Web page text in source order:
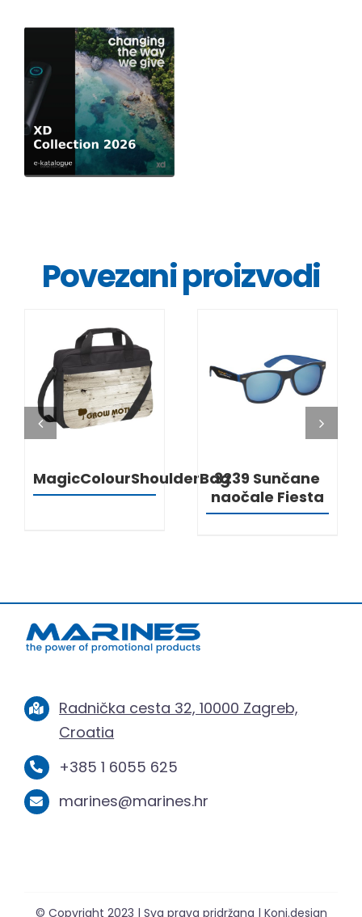
Povezani proizvodi
DETALJI
MagicColourShoulderBag
DETALJI
3239 Sunčane
naočale Fiesta
Radnička cesta 32, 10000 Zagreb,
Croatia
+385 1 6055 625
marines@marines.hr
© Copyright 2023 | Sva prava pridržana | Koni.design